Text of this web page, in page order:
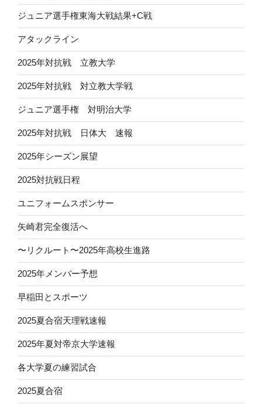
ジュニア選手権東海大戦結果+C戦
アタックライン
2025年対抗戦 立教大学
2025年対抗戦 対立教大学戦
ジュニア選手権 対明治大学
2025年対抗戦 日体大 速報
2025年シーズン展望
2025対抗戦日程
ユニフォームスポンサー
矢崎君完全復活へ
〜リクルート〜2025年高校生進路
2025年メンバー予想
早稲田とスポーツ
2025夏合宿天理戦速報
2025年夏対帝京大学速報
各大学夏の練習試合
2025夏合宿